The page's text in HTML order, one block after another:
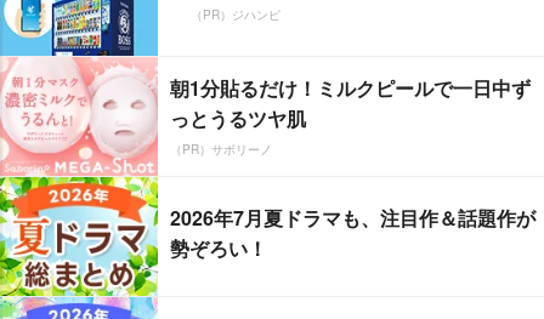
（PR）ジハンピ
朝1分貼るだけ！ミルクピールで一日中ず
っとうるツヤ肌
（PR）サボリーノ
2026年7月夏ドラマも、注目作＆話題作が
勢ぞろい！